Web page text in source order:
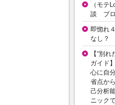
（モテ
談 ブロ
即惚れ
なし？
【“別
ガイド
心に自
省点か
己分析
ニック